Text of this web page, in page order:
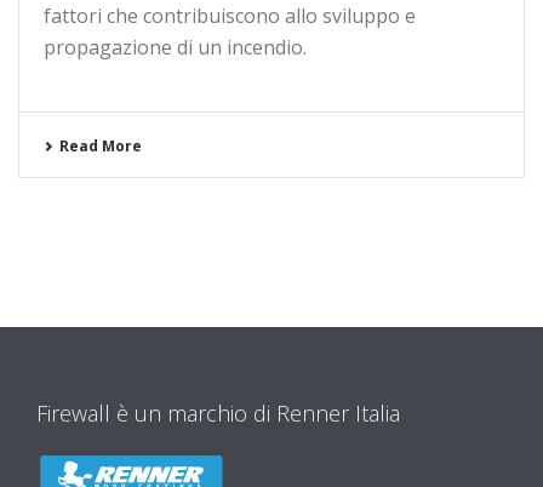
fattori che contribuiscono allo sviluppo e
propagazione di un incendio.
Read More
Firewall è un marchio di Renner Italia